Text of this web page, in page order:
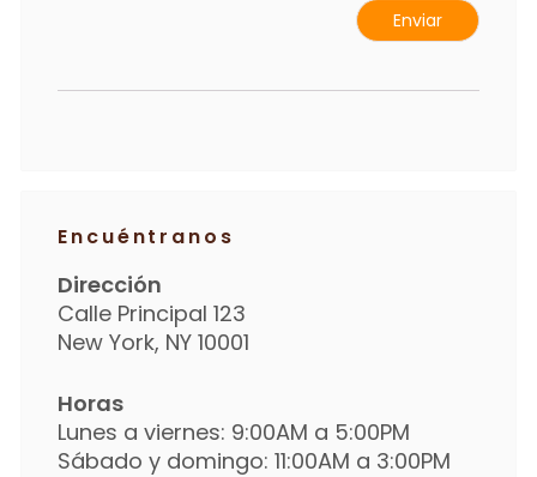
Encuéntranos
Dirección
Calle Principal 123
New York, NY 10001
Horas
Lunes a viernes: 9:00AM a 5:00PM
Sábado y domingo: 11:00AM a 3:00PM